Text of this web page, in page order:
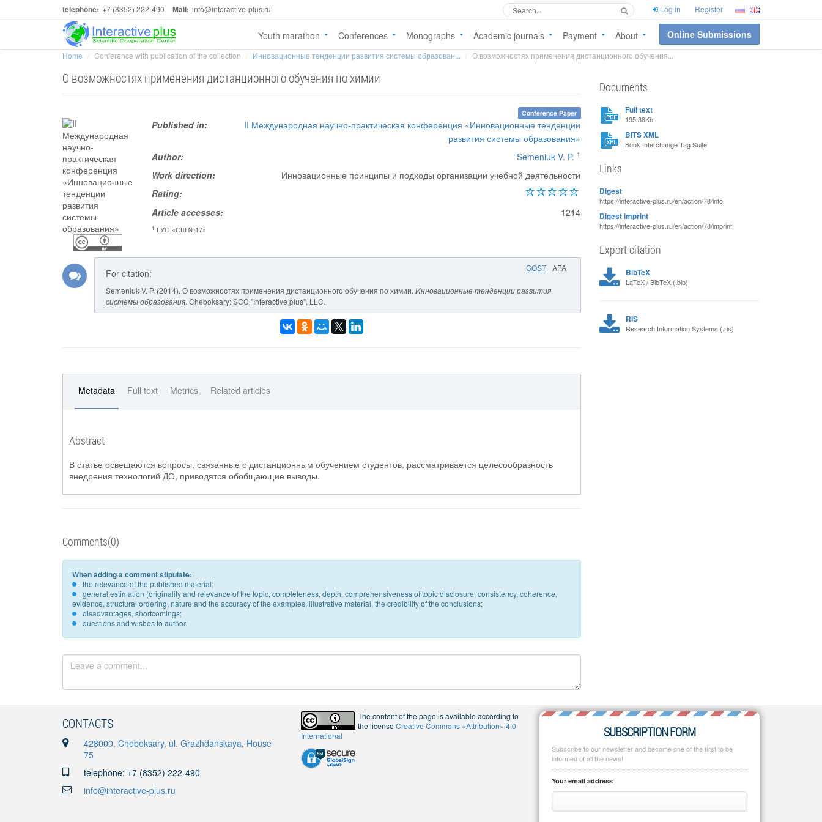
telephone: +7 (8352) 222-490 Mail: info@interactive-plus.ru Log in Register
Youth marathon Conferences Monographs Academic journals Payment About Online Submissions
Home Conference with publication of the collection Инновационные тенденции развития системы образован... О возможностях применения дистанционного обучения...
О возможностях применения дистанционного обучения по химии
Conference Paper
Published in:
II Международная научно-практическая конференция «Инновационные тенденции
развития системы образования»
Author:
Semeniuk V. P. 1
Work direction:
Инновационные принципы и подходы организации учебной деятельности
Rating:
Article accesses:
1214
1 ГУО «СШ №17»
GOST APA
For citation:
Semeniuk V. P. (2014). О возможностях применения дистанционного обучения по химии. Инновационные тенденции развития
системы образования. Cheboksary: SCC "Interactive plus", LLC.
Metadata Full text Metrics Related articles
Abstract
В статье освещаются вопросы, связанные с дистанционным обучением студентов, рассматривается целесообразность
внедрения технологий ДО, приводятся обобщающие выводы.
Comments(0)
When adding a comment stipulate:
the relevance of the published material;
general estimation (originality and relevance of the topic, completeness, depth, comprehensiveness of topic disclosure, consistency, coherence,
evidence, structural ordering, nature and the accuracy of the examples, illustrative material, the credibility of the conclusions;
disadvantages, shortcomings;
questions and wishes to author.
Documents
Full text
195.38Kb
BITS XML
Book Interchange Tag Suite
Links
Digest
https://interactive-plus.ru/en/action/78/info
Digest imprint
https://interactive-plus.ru/en/action/78/imprint
Export citation
BibTeX
LaTeX / BibTeX (.bib)
RIS
Research Information Systems (.ris)
CONTACTS
428000, Cheboksary, ul. Grazhdanskaya, House
75
telephone: +7 (8352) 222-490
info@interactive-plus.ru
The content of the page is available according to
the licenseCreative Commons «Attribution» 4.0
International
SUBSCRIPTION FORM
Subscribe to our newsletter and become one of the first to be
informed of all the news!
Your email address